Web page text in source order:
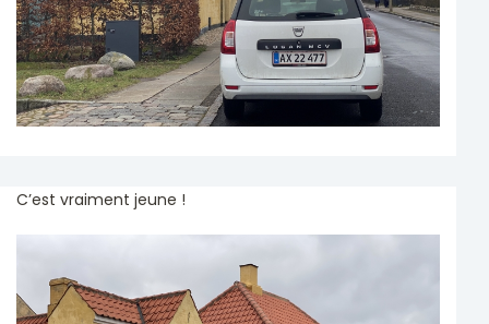
C’est vraiment jeune !